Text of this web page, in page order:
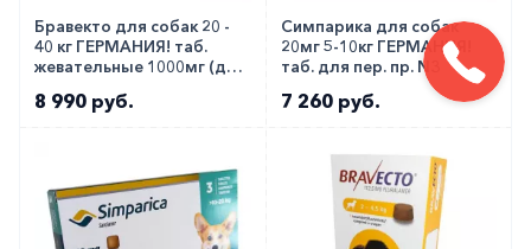
Бравекто для собак 20 -
40 кг ГЕРМАНИЯ! таб.
жевательные 1000мг (для
8 990 руб.
Симпарика для собак
20мг 5-10кг ГЕРМАНИЯ!
таб. для пер. пр. N3
7 260 руб.